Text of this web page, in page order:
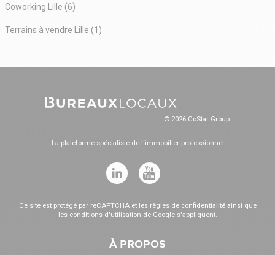
Coworking Lille (6)
Terrains à vendre Lille (1)
© 2026 CoStar Group
La plateforme spécialiste de l'immobilier professionnel
Ce site est protégé par reCAPTCHA et les règles de confidentialitéainsi que
les conditions d'utilisation de Google s'appliquent.
À PROPOS